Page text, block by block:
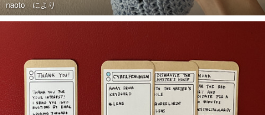
naotoにより